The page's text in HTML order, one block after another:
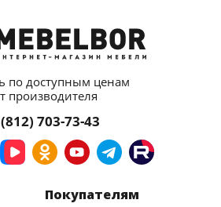
по доступным ценам
производителя
703-73-43
Покупателям